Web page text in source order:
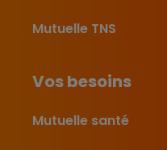
Mutuelle TNS
Vos besoins
Mutuelle santé